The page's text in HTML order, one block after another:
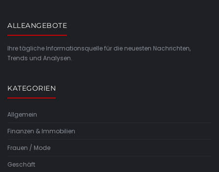
ALLEANGEBOTE
Ihre tägliche Informationsquelle für die neuesten Nachrichten,
Trends und Analysen.
KATEGORIEN
Allgemein
Finanzen & Immobilien
Frauen / Mode
Geschäft